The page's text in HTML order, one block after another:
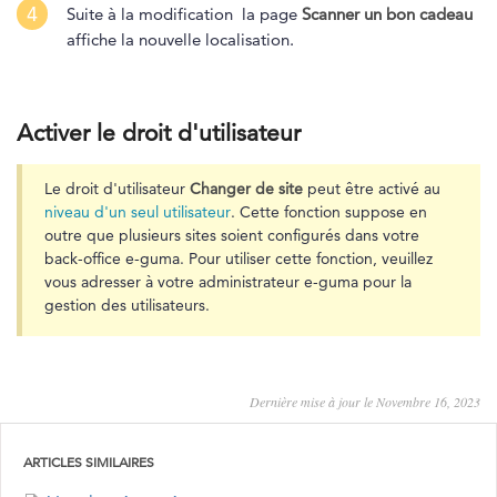
4 Suite à la modification la page Scanner un bon cadeau
affiche la nouvelle localisation.
Activer le droit d'utilisateur
Le droit d'utilisateur Changer de site peut être activé au
niveau d'un seul utilisateur. Cette fonction suppose en
outre que plusieurs sites soient configurés dans votre
back-office e-guma. Pour utiliser cette fonction, veuillez
vous adresser à votre administrateur e-guma pour la
gestion des utilisateurs.
Dernière mise à jour le Novembre 16, 2023
ARTICLES SIMILAIRES